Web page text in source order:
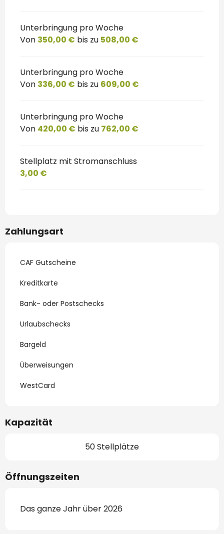
Unterbringung pro Woche
Von 350,00 € bis zu 508,00 €
Unterbringung pro Woche
Von 336,00 € bis zu 609,00 €
Unterbringung pro Woche
Von 420,00 € bis zu 762,00 €
Stellplatz mit Stromanschluss
3,00 €
Zahlungsart
CAF Gutscheine
Kreditkarte
Bank- oder Postschecks
Urlaubschecks
Bargeld
Überweisungen
WestCard
Kapazität
50 Stellplätze
Öffnungszeiten
Das ganze Jahr über 2026